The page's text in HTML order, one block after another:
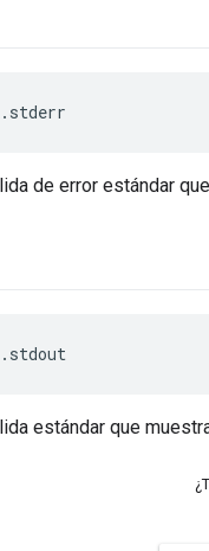
de error estándar
estándar que